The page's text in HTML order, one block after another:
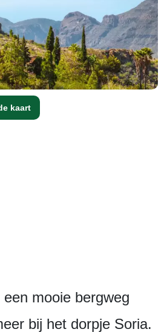
kaart
mooie bergweg
bij het dorpje Soria.